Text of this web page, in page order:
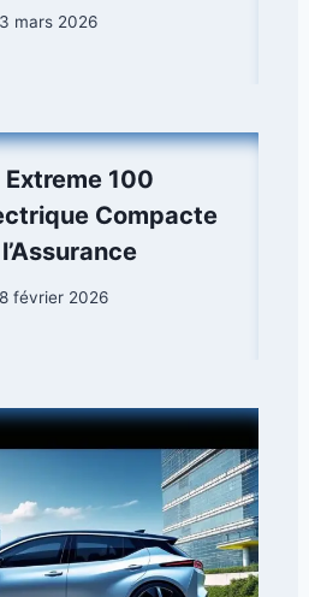
mars 2026
100
Compacte
février 2026